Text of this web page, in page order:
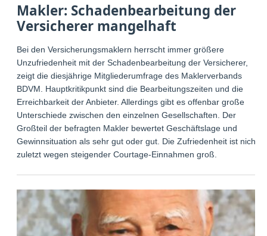
Makler: Schadenbearbeitung der
Versicherer mangelhaft
Bei den Versicherungsmaklern herrscht immer größere
Unzufriedenheit mit der Schadenbearbeitung der Versicherer,
zeigt die diesjährige Mitgliederumfrage des Maklerverbands
BDVM. Hauptkritikpunkt sind die Bearbeitungszeiten und die
Erreichbarkeit der Anbieter. Allerdings gibt es offenbar große
Unterschiede zwischen den einzelnen Gesellschaften. Der
Großteil der befragten Makler bewertet Geschäftslage und
Gewinnsituation als sehr gut oder gut. Die Zufriedenheit ist nicht
zuletzt wegen steigender Courtage-Einnahmen groß.